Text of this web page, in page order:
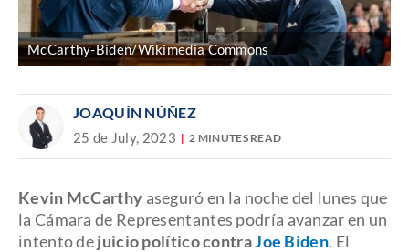
McCarthy-Biden/Wikimedia Commons
JOAQUÍN NÚÑEZ
25 de July, 2023 2 MINUTES READ
Kevin McCarthy aseguró en la noche del lunes que
la Cámara de Representantes podría avanzar en un
intento dejuicio político contraJoe Biden. El